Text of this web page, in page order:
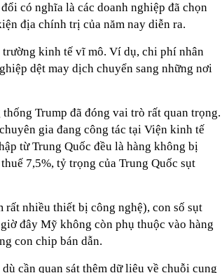
có nghĩa là các doanh nghiệp đã chọn
địa chính trị của năm nay diễn ra.
kinh tế vĩ mô. Ví dụ, chi phí nhân
dệt may dịch chuyển sang những nơi
Trump đã đóng vai trò rất quan trọng.
gia đang công tác tại Viện kinh tế
từ Trung Quốc đều là hàng không bị
7,5%, tỷ trọng của Trung Quốc sụt
nhiều thiết bị công nghệ), con số sụt
đây Mỹ không còn phụ thuộc vào hàng
con chip bán dẫn.
cần quan sát thêm dữ liệu về chuỗi cung